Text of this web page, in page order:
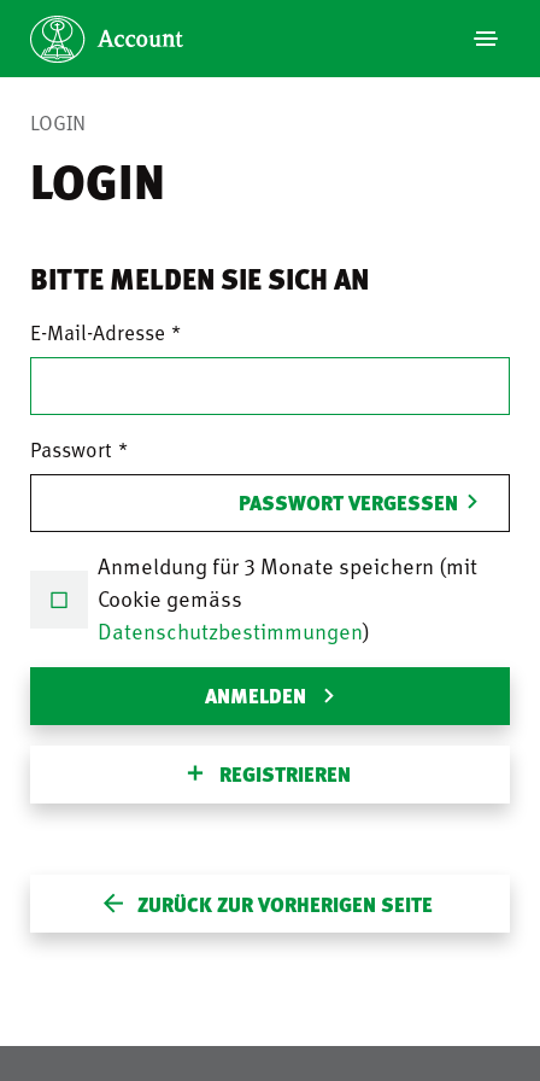
LOGIN
LOGIN
BITTE MELDEN SIE SICH AN
E-Mail-Adresse
Passwort
PASSWORT VERGESSEN
Anmeldung für 3 Monate speichern (mit
Cookie gemäss
Datenschutzbestimmungen)
ANMELDEN
REGISTRIEREN
ZURÜCK ZUR VORHERIGEN SEITE